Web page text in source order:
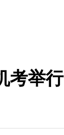
考举行